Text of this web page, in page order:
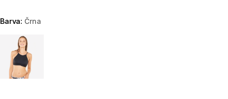
Barva:Črna
Choose a variant